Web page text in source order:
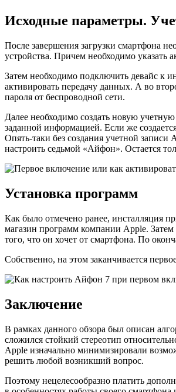
Исходные параметры.
После завершения загрузки смартфона
устройства. Причем необходимо
Затем необходимо подключить девайс к
активировать передачу данных. А во
пароля от беспроводной сети.
Далее необходимо создать новую
заданной информацией. Если же
Опять-таки без создания учетной
настроить седьмой «Айфон». Остается
Установка программ
Как было отмечено ранее, инсталляция
магазин программ компании Apple. Затем
того, что он хочет от смартфона. По
Собственно, на этом заканчивается
Заключение
В рамках данного обзора был описан
сложился стойкий стереотип
Apple изначально минимизировали
решить любой возникший вопрос.
Поэтому нецелесообразно платить